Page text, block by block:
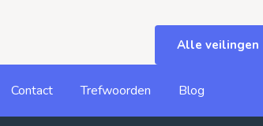
Alle veilingen
Contact Trefwoorden Blog